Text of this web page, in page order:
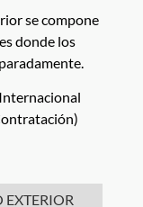
se compone
donde los
EXTERIOR